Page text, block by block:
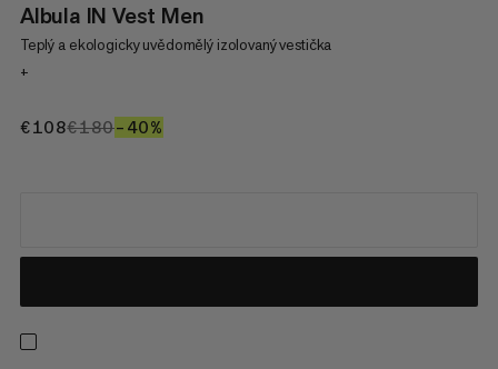
Albula IN Vest Men
Teplý a ekologicky uvědomělý izolovaný vestička
+
€108€108
€180€180
–40%